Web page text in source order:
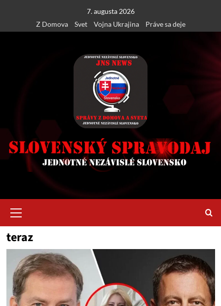
content
7. augusta 2026
Z Domova
Svet Vojna Ukrajina Práve sa deje
Menu
teraz